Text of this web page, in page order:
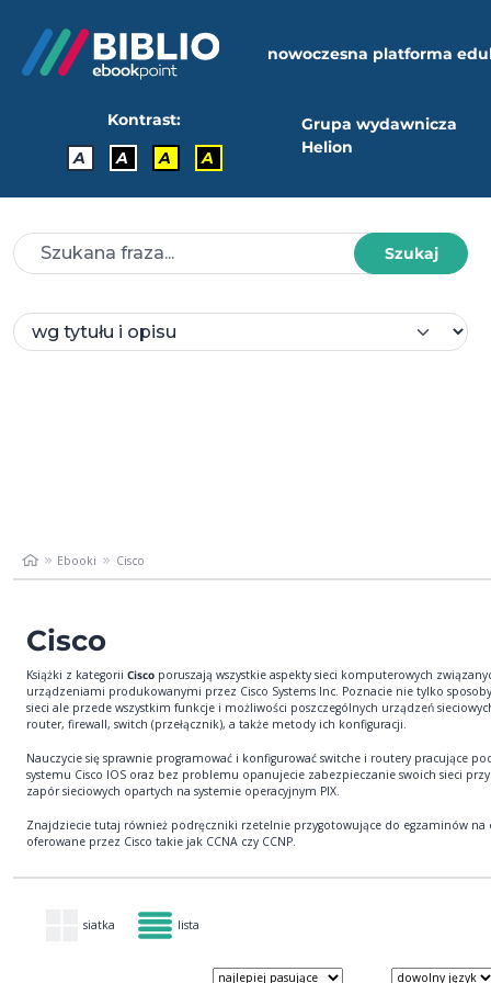
nowoczesna platforma
Kontrast:
A
A A A
Grupa wydawnicza
Helion
Szukaj
Ebooki Cisco
Cisco
Książki z kategorii Cisco poruszają wszystkie aspekty sieci komputerowych
urządzeniami produkowanymi przez Cisco Systems Inc. Poznacie nie tylko
sieci ale przede wszystkim funkcje i możliwości poszczególnych urządzeń
router, firewall, switch (przełącznik), a także metody ich konfiguracji.
Nauczycie się sprawnie programować i konfigurować switche i routery pracujące
systemu Cisco IOS oraz bez problemu opanujecie zabezpieczanie swoich sieci
zapór sieciowych opartych na systemie operacyjnym PIX.
Znajdziecie tutaj również podręczniki rzetelnie przygotowujące do egzaminów na
oferowane przez Cisco takie jak CCNA czy CCNP.
siatka lista